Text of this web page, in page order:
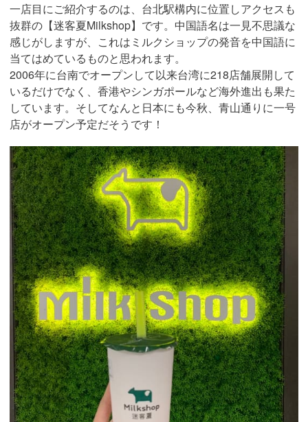
一店目にご紹介するのは、台北駅構内に位置しアクセスも
抜群の【迷客夏Milkshop】です。中国語名は一見不思議な
感じがしますが、これはミルクショップの発音を中国語に
当てはめているものと思われます。
2006年に台南でオープンして以来台湾に218店舗展開して
いるだけでなく、香港やシンガポールなど海外進出も果た
しています。そしてなんと日本にも今秋、青山通りに一号
店がオープン予定だそうです！